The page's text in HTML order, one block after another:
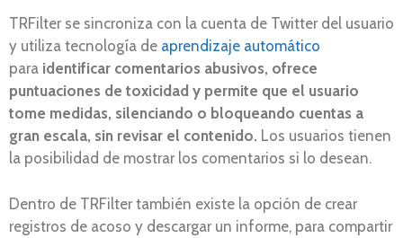
TRFilter se sincroniza con la cuenta de Twitter del usuario
y utiliza tecnología de aprendizaje automático
para identificar comentarios abusivos, ofrece
puntuaciones de toxicidad y permite que el usuario
tome medidas, silenciando o bloqueando cuentas a
gran escala, sin revisar el contenido. Los usuarios tienen
la posibilidad de mostrar los comentarios si lo desean.
Dentro de TRFilter también existe la opción de crear
registros de acoso y descargar un informe, para compartir